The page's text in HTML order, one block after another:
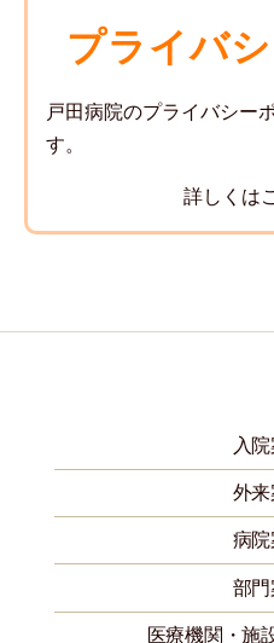
プライバ
戸田病院のプライバシー
す。
詳しく
入
外
病
部
医療機関・施